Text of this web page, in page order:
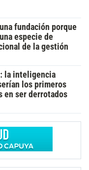
fundación porque
especie de
de la gestión
la inteligencia
los primeros
en ser derrotados